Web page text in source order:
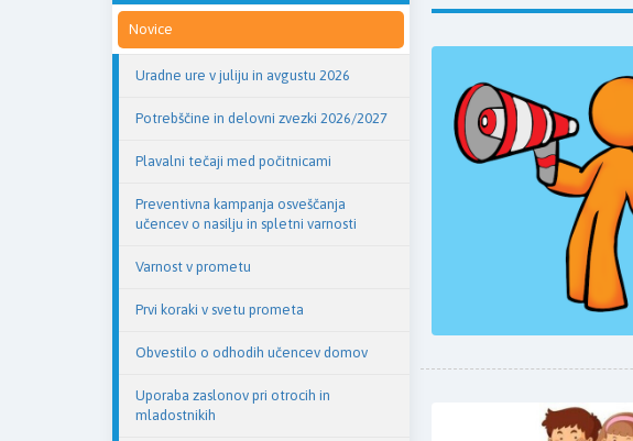
Novice
Uradne ure v juliju in avgustu 2026
Potrebščine in delovni zvezki 2026/2027
Plavalni tečaji med počitnicami
Preventivna kampanja osveščanja
učencev o nasilju in spletni varnosti
Varnost v prometu
Prvi koraki v svetu prometa
Obvestilo o odhodih učencev domov
Uporaba zaslonov pri otrocih in
mladostnikih